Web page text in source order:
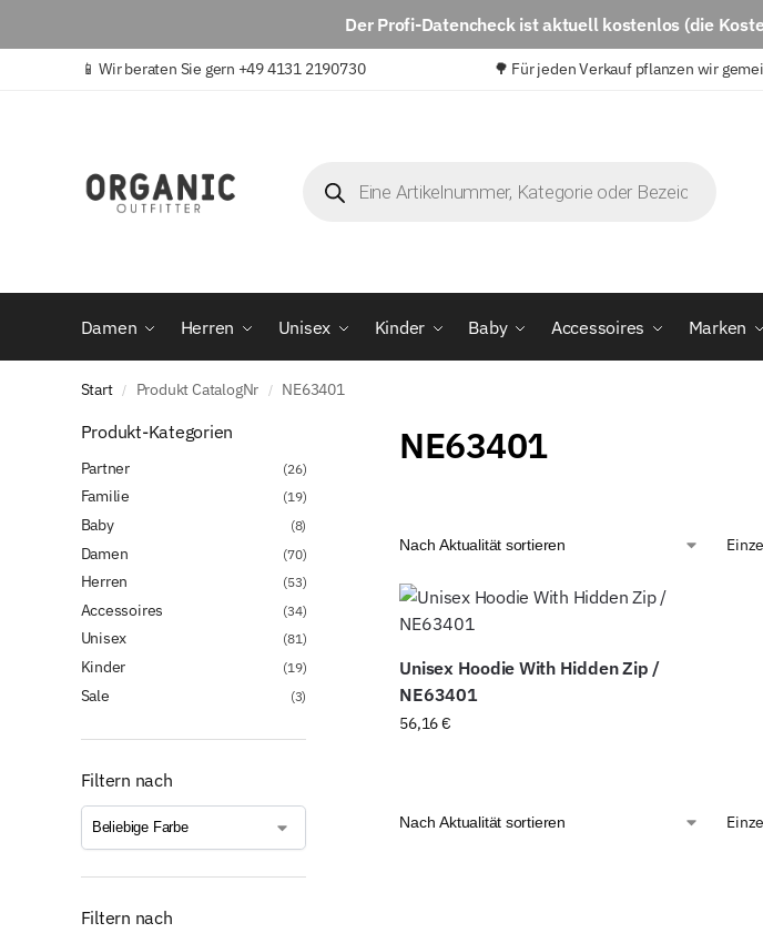
Der Profi-Datencheckist aktuell kostenlos (die
📱Wir beraten Sie gern +49 4131 2190730 🌳 Für jeden Verkauf pflanzen wir
Damen Herren Unisex Kinder Baby Accessoires Marken
Start / Produkt CatalogNr / NE63401
NE63401
Unisex Hoodie With Hidden Zip /
NE63401
56,16€
Produkt-Kategorien
Partner (26)
Familie (19)
Baby (8)
Damen (70)
Herren (53)
Accessoires (34)
Unisex (81)
Kinder (19)
Sale (3)
Filtern nach
Filtern nach